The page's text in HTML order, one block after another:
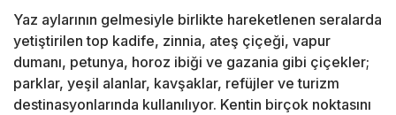
Yaz aylarının gelmesiyle birlikte hareketlenen seralarda
yetiştirilen top kadife, zinnia, ateş çiçeği, vapur
dumanı, petunya, horoz ibiği ve gazania gibi çiçekler;
parklar, yeşil alanlar, kavşaklar, refüjler ve turizm
destinasyonlarında kullanılıyor. Kentin birçok noktasını